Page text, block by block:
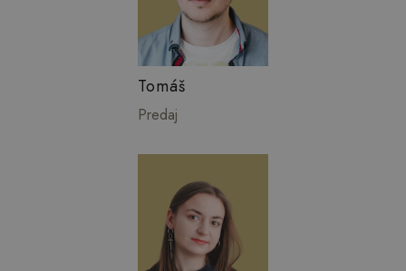
Tomáš
Predaj